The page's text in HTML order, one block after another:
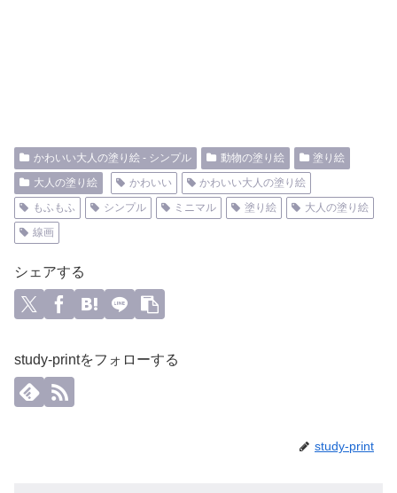
かわいい大人の塗り絵 - シンプル 動物の塗り絵
塗り絵
大人の塗り絵
かわいい
かわいい大人の塗り絵
もふもふ
シンプル ミニマル 塗り絵
大人の塗り絵
線画
シェアする
study-printをフォローする
study-print